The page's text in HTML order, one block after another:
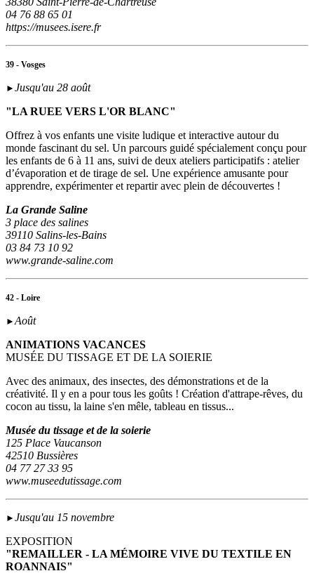
04 76 88 65 01
https://musees.isere.fr
39 - Vosges
► Jusqu'au 28 août
"LA RUEE VERS L'OR BLANC"
Offrez à vos enfants une visite ludique et interactive autour du
monde fascinant du sel. Un parcours guidé spécialement conçu pour
les enfants de 6 à 11 ans, suivi de deux ateliers participatifs : atelier
d’évaporation et de tirage de sel. Une expérience amusante pour
apprendre, expérimenter et repartir avec plein de découvertes !
La Grande Saline
3 place des salines
39110 Salins-les-Bains
03 84 73 10 92
www.grande-saline.com
42 - Loire
►Août
ANIMATIONS VACANCES
MUSÉE DU TISSAGE ET DE LA SOIERIE
Avec des animaux, des insectes, des démonstrations et de la
créativité. Il y en a pour tous les goûts ! Création d'attrape-rêves, du
cocon au tissu, la laine s'en mêle, tableau en tissus...
Musée du tissage et de la soierie
125 Place Vaucanson
42510 Bussières
04 77 27 33 95
www.museedutissage.com
► Jusqu'au 15 novembre
EXPOSITION
"REMAILLER - LA MÉMOIRE VIVE DU TEXTILE EN
ROANNAIS"